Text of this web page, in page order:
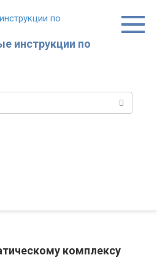
инструкции по
комплексу